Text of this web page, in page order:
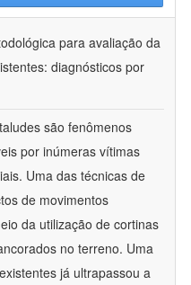
para avaliação da
diagnósticos por
são fenômenos
por inúmeras vítimas
Uma das técnicas de
de movimentos
da utilização de cortinas
no terreno. Uma
já ultrapassou a